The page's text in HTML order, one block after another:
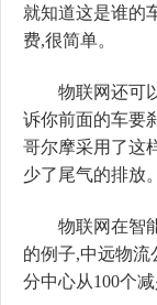
就知道这是谁的
费,很简单。
物联网还可以
诉你前面的车要
哥尔摩采用了这
少了尾气的排放。
物联网在智能
的例子,中远物流
分中心从100个减